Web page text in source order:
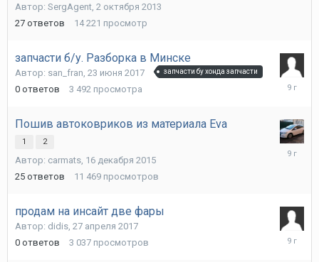
Автор: SergAgent 2 октября 2013
27 ответов 14 221 просмотр
запчасти б/у. Разборка в Минске
Автор: san_fran 23 июня 2017 запчасти бу хонда запчасти
0 ответов 3 492 просмотра
23
Пошив автоковриков из материала Eva
1 2
Автор: carmats, 16 декабря 2015
25 ответов 11 469 просмотров
22
продам на инсайт две фары
Автор: didis, 27 апреля 2017
0 ответов 3 037 просмотров
27